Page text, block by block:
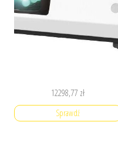
12298,77 zł
Sprawdź